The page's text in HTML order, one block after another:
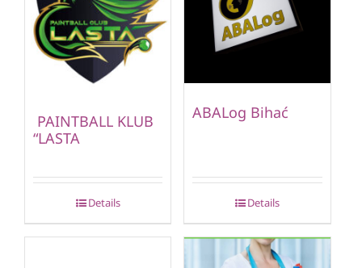
PAINTBALL KLUB
“LASTA
Details
ABALog Bihać
Details